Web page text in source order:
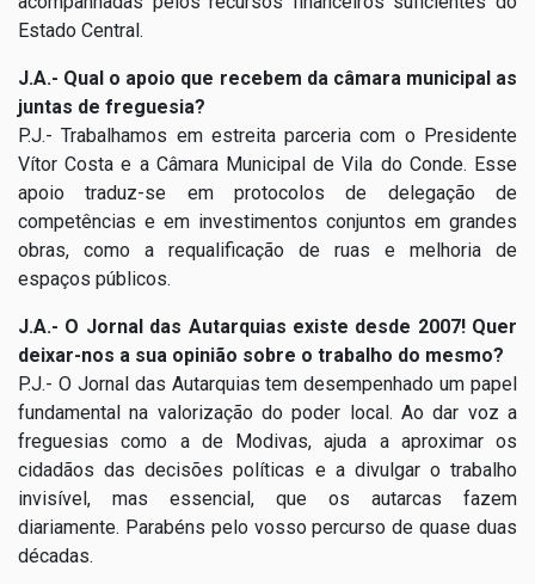
Estado Central.
J.A.- Qual o apoio que recebem da câmara municipal as
juntas de freguesia?
P.J.- Trabalhamos em estreita parceria com o Presidente
Vítor Costa e a Câmara Municipal de Vila do Conde. Esse
apoio traduz-se em protocolos de delegação de
competências e em investimentos conjuntos em grandes
obras, como a requalificação de ruas e melhoria de
espaços públicos.
J.A.- O Jornal das Autarquias existe desde 2007! Quer
deixar-nos a sua opinião sobre o trabalho do mesmo?
P.J.- O Jornal das Autarquias tem desempenhado um papel
fundamental na valorização do poder local. Ao dar voz a
freguesias como a de Modivas, ajuda a aproximar os
cidadãos das decisões políticas e a divulgar o trabalho
invisível, mas essencial, que os autarcas fazem
diariamente. Parabéns pelo vosso percurso de quase duas
décadas.